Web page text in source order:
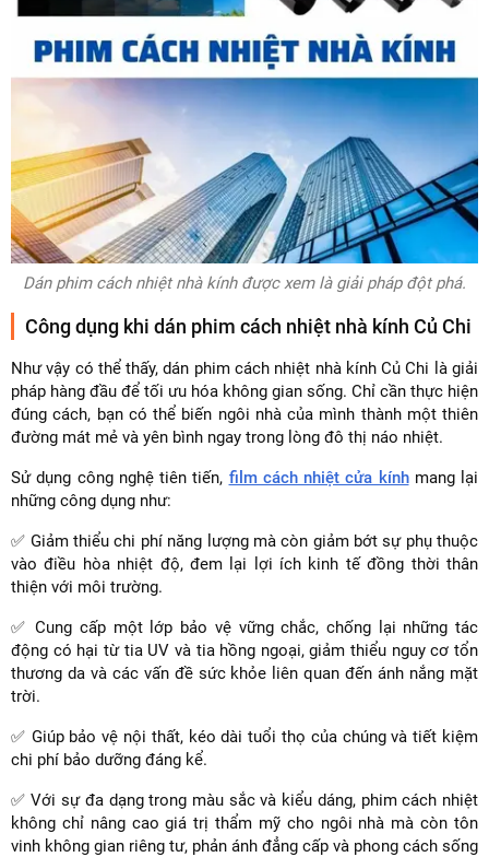
Dán phim cách nhiệt nhà kính được xem là giải pháp đột phá.
Công dụng khi dán phim cách nhiệt nhà kính Củ Chi
Như vậy có thể thấy, dán phim cách nhiệt nhà kính Củ Chi là giải
pháp hàng đầu để tối ưu hóa không gian sống. Chỉ cần thực hiện
đúng cách, bạn có thể biến ngôi nhà của mình thành một thiên
đường mát mẻ và yên bình ngay trong lòng đô thị náo nhiệt.
Sử dụng công nghệ tiên tiến, film cách nhiệt cửa kínhmang lại
những công dụng như:
✅ Giảm thiểu chi phí năng lượng mà còn giảm bớt sự phụ thuộc
vào điều hòa nhiệt độ, đem lại lợi ích kinh tế đồng thời thân
thiện với môi trường.
✅ Cung cấp một lớp bảo vệ vững chắc, chống lại những tác
động có hại từ tia UV và tia hồng ngoại, giảm thiểu nguy cơ tổn
thương da và các vấn đề sức khỏe liên quan đến ánh nắng mặt
trời.
✅ Giúp bảo vệ nội thất, kéo dài tuổi thọ của chúng và tiết kiệm
chi phí bảo dưỡng đáng kể.
✅ Với sự đa dạng trong màu sắc và kiểu dáng, phim cách nhiệt
không chỉ nâng cao giá trị thẩm mỹ cho ngôi nhà mà còn tôn
vinh không gian riêng tư, phản ánh đẳng cấp và phong cách sống